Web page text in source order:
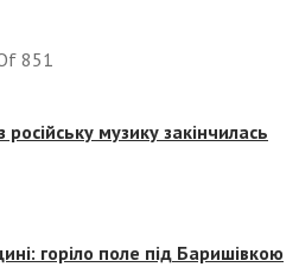
851
музику закінчилась
горіло поле під Баришівкою